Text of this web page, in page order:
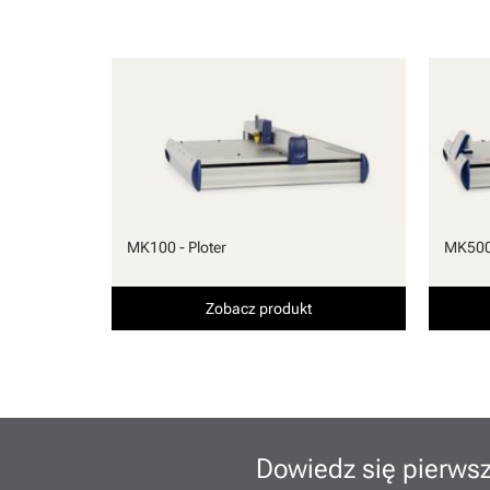
MK100 - Ploter
Zobacz produkt
Dowiedz się